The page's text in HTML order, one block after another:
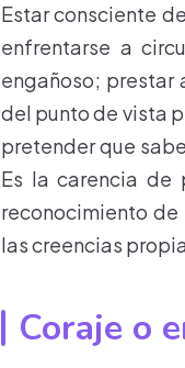
Estar consciente
enfrentarse a
engañoso; prestar
del punto de vista
pretender que
Es la carencia de
reconocimiento
las creencias
Coraje o